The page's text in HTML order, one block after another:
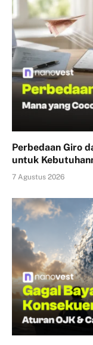
Perbedaan Giro
untuk
7 Agustus 2026